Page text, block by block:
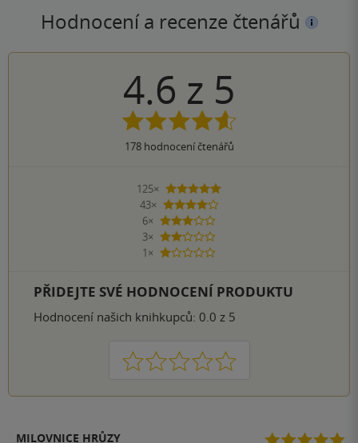
Hodnocení a recenze čtenářů
4.6 z 5
178hodnocení čtenářů
125×
5 hvězdiček
43×
4 hvězdičky
6×
3 hvězdičky
3×
2 hvězdičky
1×
1 hvezdička
PŘIDEJTE SVÉ HODNOCENÍ PRODUKTU
Hodnocení našich knihkupců: 0.0 z 5
1 2 3 4 5
MILOVNICE HRŮZY